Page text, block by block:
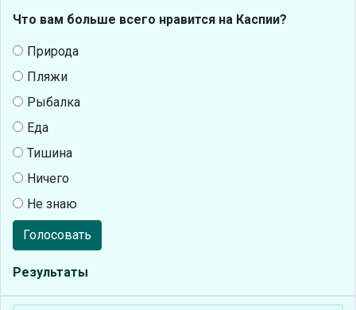
Что вам больше всего нравится на Каспии?
Природа
Пляжи
Рыбалка
Еда
Тишина
Ничего
Не знаю
Голосовать
Результаты